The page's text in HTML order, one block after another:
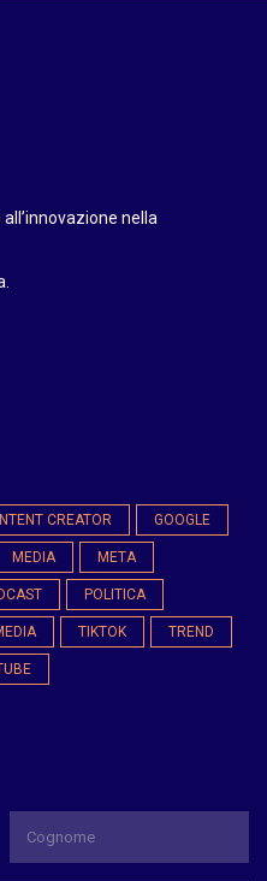
nella
CREATOR GOOGLE
MEDIA META
POLITICA
TIKTOK TREND